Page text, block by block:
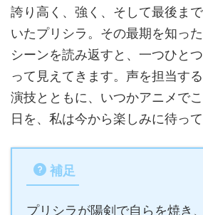
誇り高く、強く、そして最後ま
いたプリシラ。その最期を知っ
シーンを読み返すと、一つひと
って見えてきます。声を担当す
演技とともに、いつかアニメで
日を、私は今から楽しみに待って
補足
プリシラが陽剣で自らを焼き